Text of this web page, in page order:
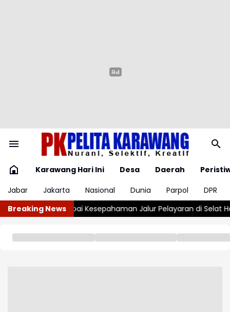
Karawang Hari Ini Desa Daerah
Jabar
Jakarta Nasional Dunia Parpol
DPR
Breaking News
Jalur Pelayaran di Selat Hormuz Harga Emas Pegadaian